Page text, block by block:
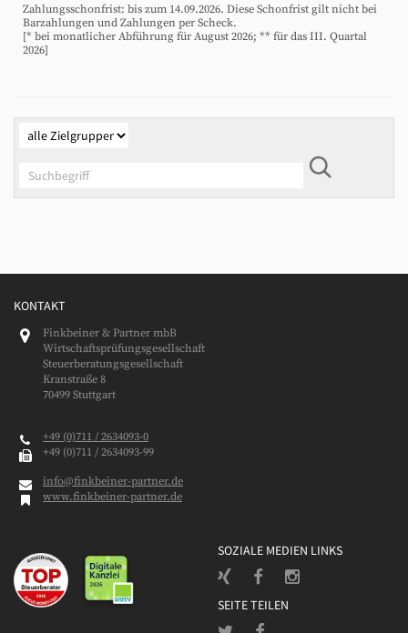
Zahlungsschonfrist: bis zum 14.09.2026. Diese Schonfrist gilt nicht bei
Barzahlungen und Zahlungen per Scheck.
[* bei monatlicher Abführung für August 2026; ** für das III. Quartal
2026]
KONTAKT
Finkbeiner & Partner mbB
Wirtschaftsprüfungsgesellschaft
Steuerberatungsgesellschaft
Kranstraße 8
70499 Stuttgart
+49 (0)711 / 2634093-0
+49 (0)711 / 2634093-99
info@finkbeiner-partner.de
www.finkbeiner-partner.de
SOZIALE MEDIEN LINKS
SEITE TEILEN